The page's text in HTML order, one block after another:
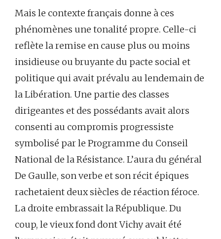
Mais le contexte français donne à ces
phénomènes une tonalité propre. Celle-ci
reflète la remise en cause plus ou moins
insidieuse ou bruyante du pacte social et
politique qui avait prévalu au lendemain de
la Libération. Une partie des classes
dirigeantes et des possédants avait alors
consenti au compromis progressiste
symbolisé par le Programme du Conseil
National de la Résistance. L’aura du général
De Gaulle, son verbe et son récit épiques
rachetaient deux siècles de réaction féroce.
La droite embrassait la République. Du
coup, le vieux fond dont Vichy avait été